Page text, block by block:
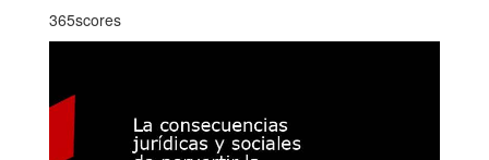
365scores